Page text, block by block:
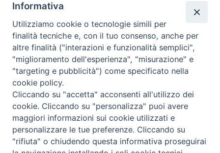
Redazione
Scrivici
Copyright © 2019 - Tutti i diritti riservati - Vita
Trentina Editrice
Privacy Policy
Torna
Informativa
Utilizziamo cookie o tecnologie simili per
finalità tecniche e, con il tuo consenso, anche per
altre finalità ("interazioni e funzionalità semplici",
"miglioramento dell'esperienza", "misurazione" e
"targeting e pubblicità") come specificato nella
cookie policy.
Cliccando su "accetta" acconsenti all'utilizzo dei
cookie. Cliccando su "personalizza" puoi avere
maggiori informazioni sui cookie utilizzati e
personalizzare le tue preferenze. Cliccando su
"rifiuta" o chiudendo questa informativa proseguirai